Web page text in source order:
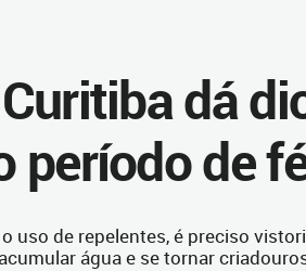
dá
período de
uso de repelentes, é preciso
água e se tornar